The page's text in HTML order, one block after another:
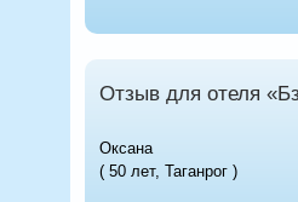
Отзыв для отеля
Оксана
( 50 лет, Таганрог )